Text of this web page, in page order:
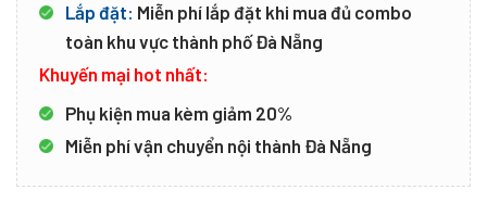
Lắp đặt: Miễn phí lắp đặt khi mua đủ combo
toàn khu vực thành phố Đà Nẵng
Khuyến mại hot nhất:
Phụ kiện mua kèm giảm 20%
Miễn phí vận chuyển nội thành Đà Nẵng